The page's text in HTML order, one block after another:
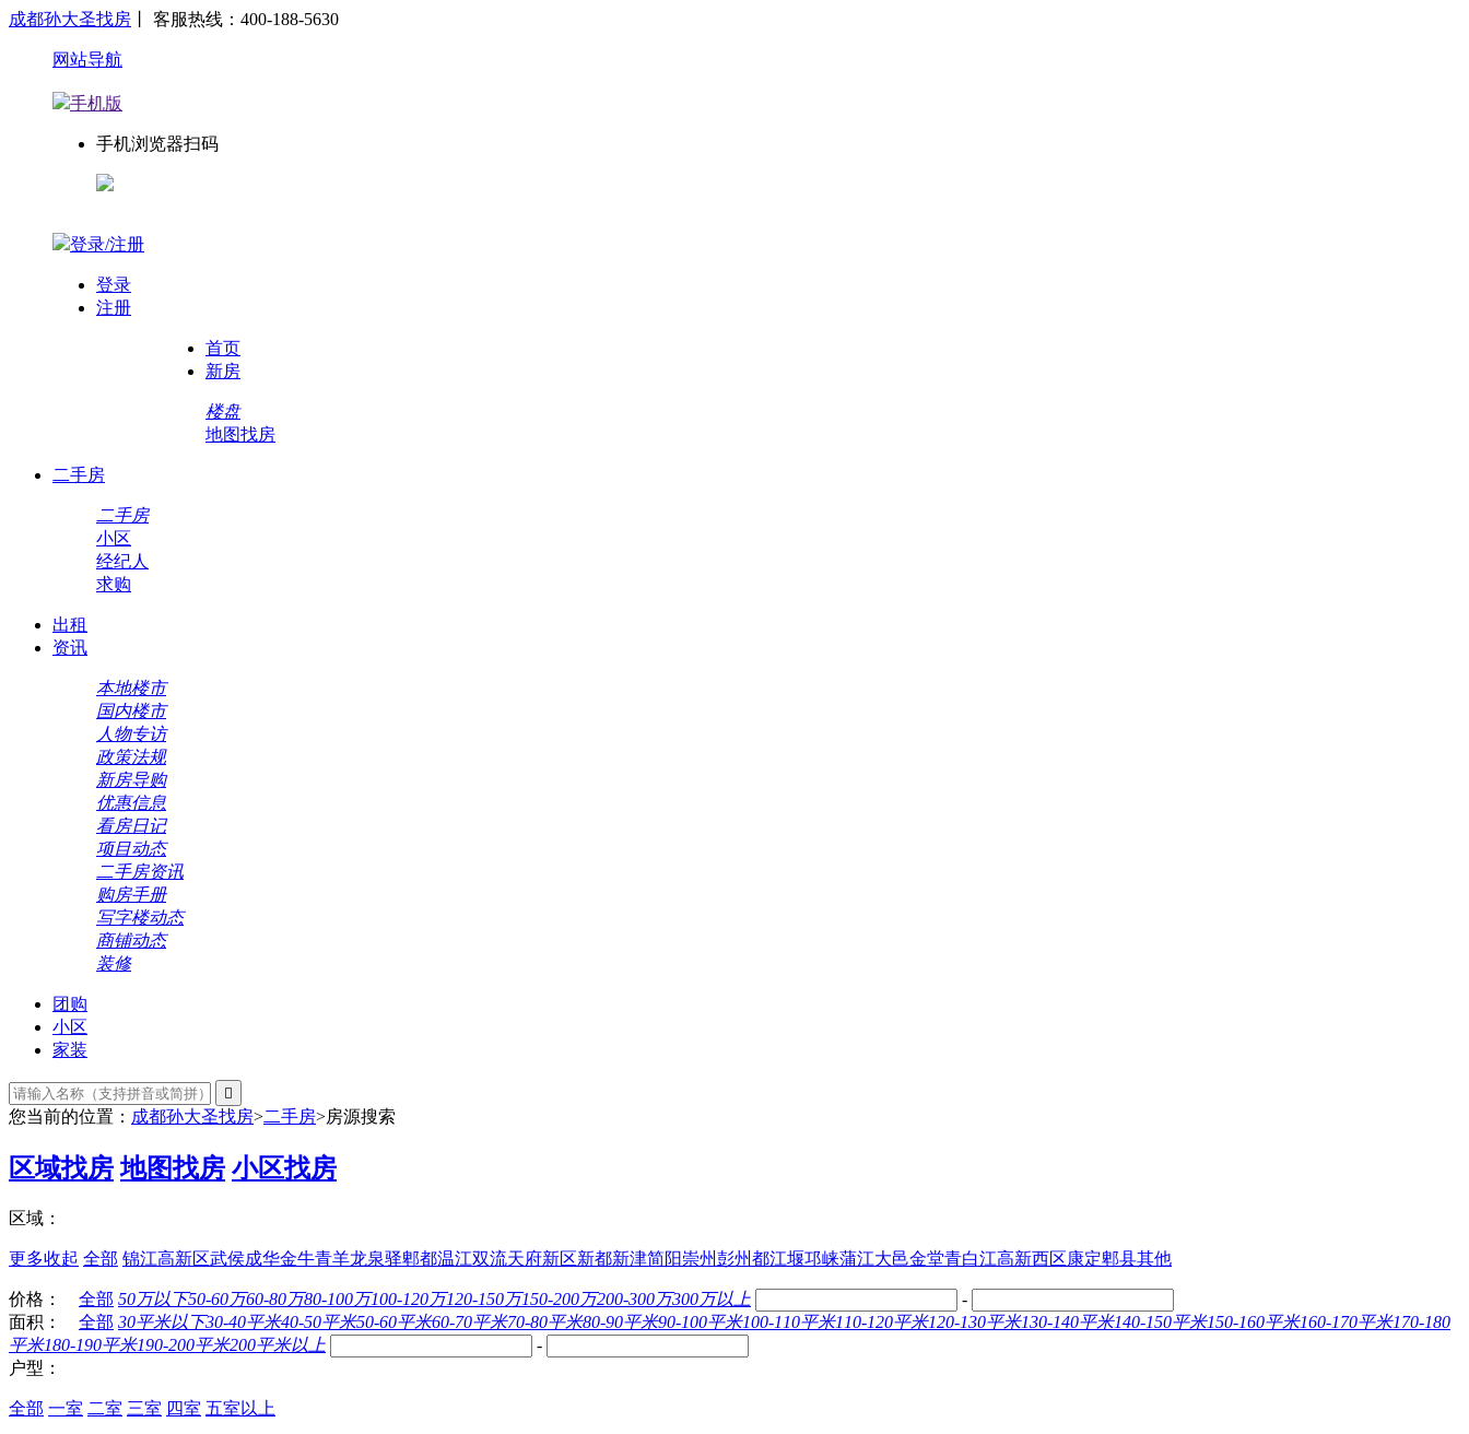
成都孙大圣找房 丨 客服热线：400-188-5630
网站导航
手机版
手机浏览器扫码
登录/注册
登录
注册
首页
新房
楼盘
地图找房
二手房
二手房
小区
经纪人
求购
出租
资讯
本地楼市
国内楼市
人物专访
政策法规
新房导购
优惠信息
看房日记
项目动态
二手房资讯
购房手册
写字楼动态
商铺动态
装修
团购
小区
家装

您当前的位置： 成都孙大圣找房>二手房>房源搜索
区域找房 地图找房 小区找房
区域：
更多收起 全部 锦江高新区武侯成华金牛青羊龙泉驿郫都温江双流天府新区新都新津简阳崇州彭州都江堰邛崃蒲江大邑金堂青白江高新西区康定郫县其他
价格： 全部 50万以下50-60万60-80万80-100万100-120万120-150万150-200万200-300万300万以上
-
面积：
全部 30平米以下30-40平米40-50平米50-60平米60-70平米70-80平米80-90平米90-100平米100-110平米110-120平米120-130平米130-140平米140-150平米150-160平米160-170平米170-180
平米180-190平米190-200平米200平米以上
-
户型：
全部 一室 二室 三室 四室 五室以上